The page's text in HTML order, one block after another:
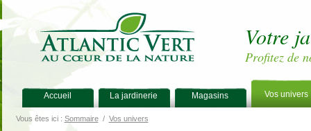
Votre
Profitez de
Accueil La jardinerie Magasins Vos univers
Vous êtes ici : Sommaire/ Vos univers